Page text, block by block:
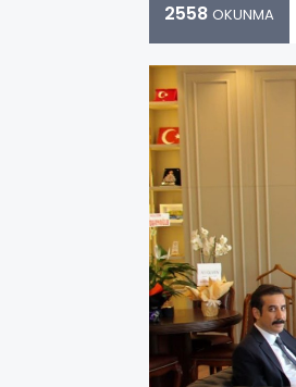
2558 OKUNMA